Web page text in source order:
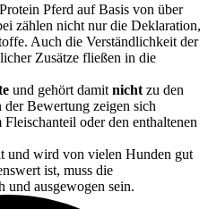
Pferd auf Basis von über
zählen nicht nur die Deklaration,
Auch die Verständlichkeit der
Zusätze fließen in die
und gehört damit nicht zu den
der Bewertung zeigen sich
oder den enthaltenen
und wird von vielen Hunden gut
ist, muss die
und ausgewogen sein.